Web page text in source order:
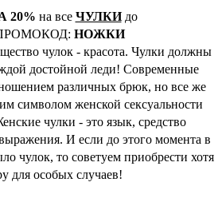
20% на все ЧУЛКИ до
НОЖКИ
чулок - красота. Чулки должны
достойной леди! Современные
различных брюк, но все же
символом женской сексуальности
чулки - это язык, средство
И если до этого момента в
чулок, то советуем приобрести хотя
для особых случаев!